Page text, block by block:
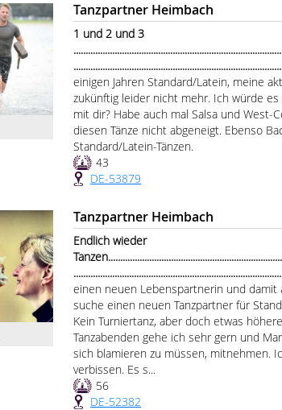
Tanzpartner Heimbach
1 und 2 und 3
einigen Jahren Standard/Latein, meine
zukünftig leider nicht mehr. Ich würde
mit dir? Habe auch mal Salsa und West-
diesen Tänze nicht abgeneigt. Ebenso
Standard/Latein-Tänzen.
43
DE-53879
Tanzpartner Heimbach
Endlich wieder
einen neuen Lebenspartnerin und damit
suche einen neuen Tanzpartner für
Kein Turniertanz, aber doch etwas
Tanzabenden gehe ich sehr gern und
sich blamieren zu müssen, mitnehmen.
verbissen. Es s...
56
DE-52382